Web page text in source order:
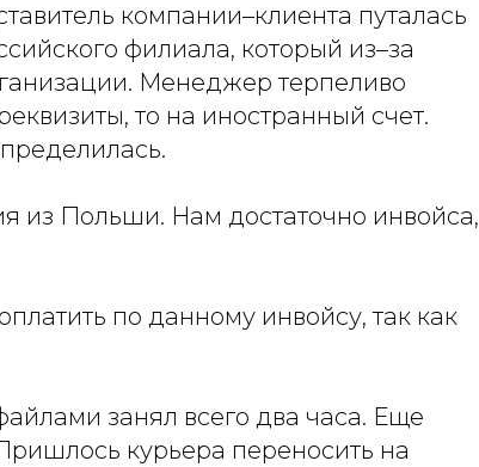
компании–клиента путалась
филиала, который из–за
Менеджер терпеливо
то на иностранный счет.
из Польши. Нам достаточно инвойса,
по данному инвойсу, так как
занял всего два часа. Еще
курьера переносить на